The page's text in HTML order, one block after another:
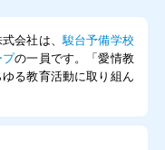
会社は、駿台予備学校
プの一員です。「愛情教
る教育活動に取り組ん